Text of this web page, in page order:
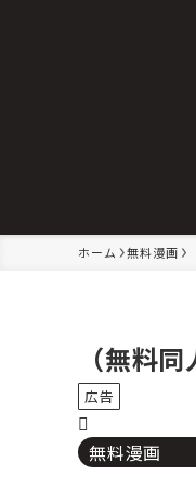
ホーム 無料漫画
（無料
広告
無料漫画